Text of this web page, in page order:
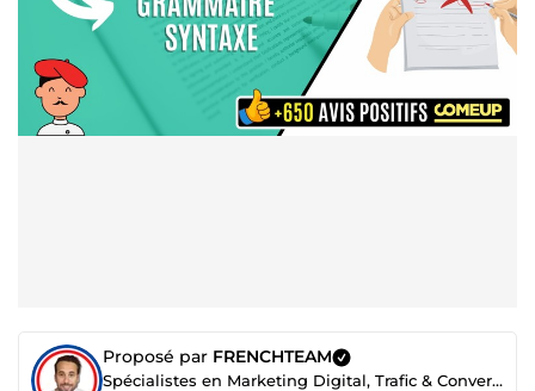
Proposé par FRENCHTEAM
Spécialistes en Marketing Digital, Trafic & Conversion